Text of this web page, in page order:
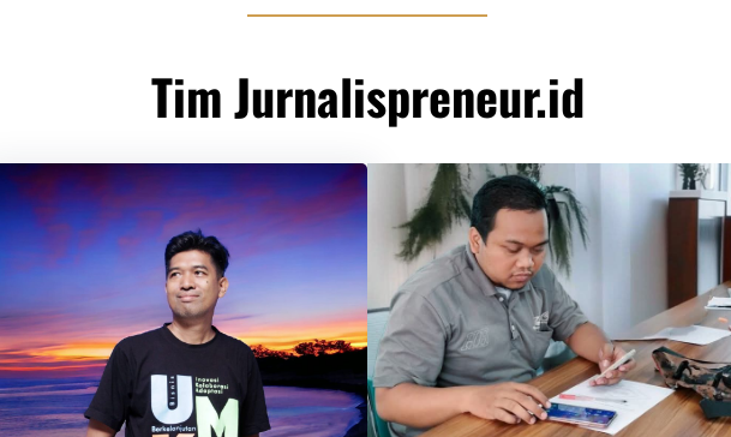
Tim Jurnalispreneur.id